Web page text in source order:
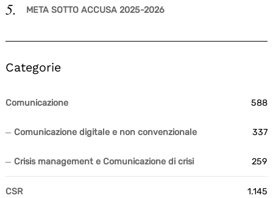
META SOTTO ACCUSA 2025-2026
Categorie
Comunicazione 588
Comunicazione digitale e non convenzionale 337
Crisis management e Comunicazione di crisi 259
CSR 1.145